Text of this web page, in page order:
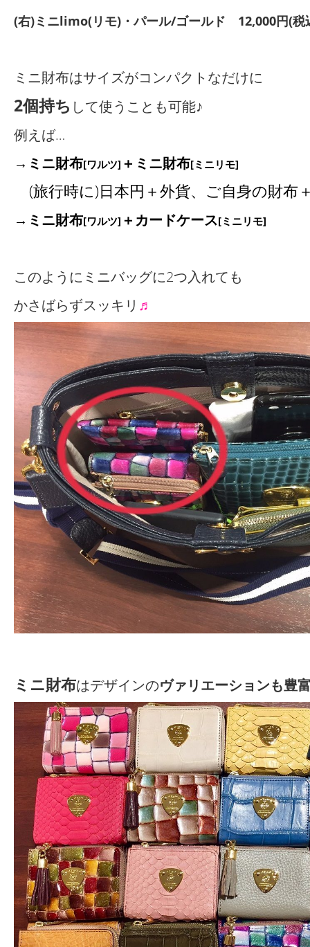
(右)ミニlimo(リモ)・パール/ゴールド 12,000円(税
ミニ財布はサイズがコンパクトなだけに
2個持ち して使うことも可能♪
例えば…
→ ミニ財布[ワルツ] ＋ミニ財布[ミニリモ]
(旅行時に)日本円＋外貨、ご自身の財布
→ ミニ財布[ワルツ] ＋カードケース[ミニリモ]
このようにミニバッグに2つ入れても
かさばらずスッキリ ♬
ミニ財布はデザインのヴァリエーションも豊